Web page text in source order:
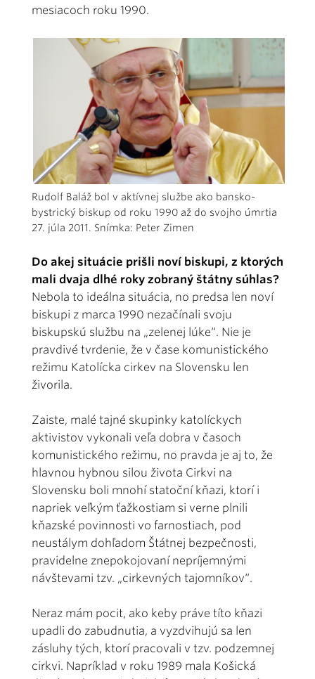
mesiacoch roku 1990.
Rudolf Baláž bol v aktívnej službe ako bansko-
bystrický biskup od roku 1990 až do svojho úmrtia
27. júla 2011. Snímka: Peter Zimen
Do akej situácie prišli noví biskupi, z ktorých
mali dvaja dlhé roky zobraný štátny súhlas?
Nebola to ideálna situácia, no predsa len noví
biskupi z marca 1990 nezačínali svoju
biskupskú službu na „zelenej lúke“. Nie je
pravdivé tvrdenie, že v čase komunistického
režimu Katolícka cirkev na Slovensku len
živorila.
Zaiste, malé tajné skupinky katolíckych
aktivistov vykonali veľa dobra v časoch
komunistického režimu, no pravda je aj to, že
hlavnou hybnou silou života Cirkvi na
Slovensku boli mnohí statoční kňazi, ktorí i
napriek veľkým ťažkostiam si verne plnili
kňazské povinnosti vo farnostiach, pod
neustálym dohľadom Štátnej bezpečnosti,
pravidelne znepokojovaní nepríjemnými
návštevami tzv. „cirkevných tajomníkov“.
Neraz mám pocit, ako keby práve títo kňazi
upadli do zabudnutia, a vyzdvihujú sa len
zásluhy tých, ktorí pracovali v tzv. podzemnej
cirkvi. Napríklad v roku 1989 mala Košická